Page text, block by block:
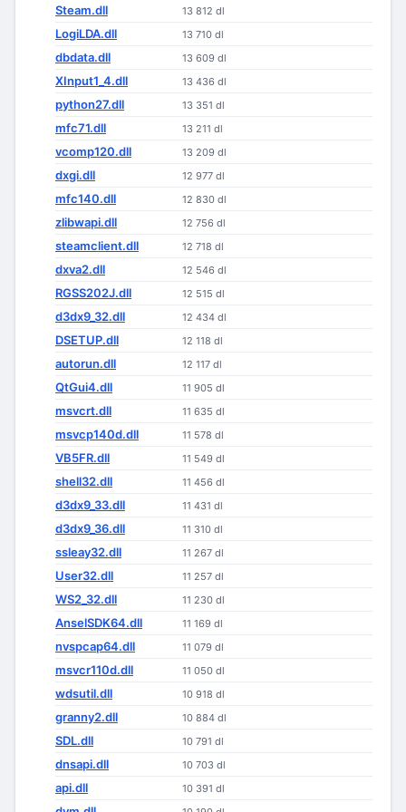
Steam.dll 13 812 dl
LogiLDA.dll 13 710 dl
dbdata.dll 13 609 dl
XInput1_4.dll 13 436 dl
python27.dll 13 351 dl
mfc71.dll 13 211 dl
vcomp120.dll 13 209 dl
dxgi.dll 12 977 dl
mfc140.dll 12 830 dl
zlibwapi.dll 12 756 dl
steamclient.dll 12 718 dl
dxva2.dll 12 546 dl
RGSS202J.dll 12 515 dl
d3dx9_32.dll 12 434 dl
DSETUP.dll 12 118 dl
autorun.dll 12 117 dl
QtGui4.dll 11 905 dl
msvcrt.dll 11 635 dl
msvcp140d.dll 11 578 dl
VB5FR.dll 11 549 dl
shell32.dll 11 456 dl
d3dx9_33.dll 11 431 dl
d3dx9_36.dll 11 310 dl
ssleay32.dll 11 267 dl
User32.dll 11 257 dl
WS2_32.dll 11 230 dl
AnselSDK64.dll 11 169 dl
nvspcap64.dll 11 079 dl
msvcr110d.dll 11 050 dl
wdsutil.dll 10 918 dl
granny2.dll 10 884 dl
SDL.dll 10 791 dl
dnsapi.dll 10 703 dl
api.dll 10 391 dl